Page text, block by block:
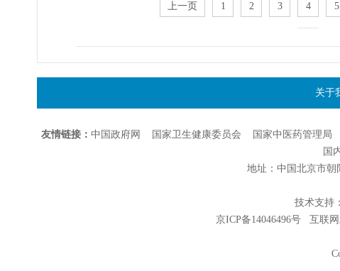
上一页 1 2 3 4 5
关于
友情链接： 中国政府网 国家卫生健康委员会 国家中医药管理局
国
地址：中国北京市
技术支持
京ICP备14046496号
互联